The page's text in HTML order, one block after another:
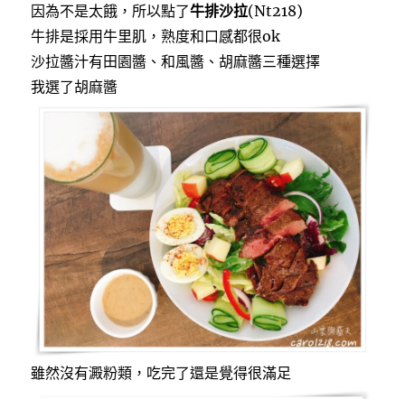
因為不是太餓，所以點了牛排沙拉(Nt218)
牛排是採用牛里肌，熟度和口感都很ok
沙拉醬汁有田園醬、和風醬、胡麻醬三種選擇
我選了胡麻醬
雖然沒有澱粉類，吃完了還是覺得很滿足